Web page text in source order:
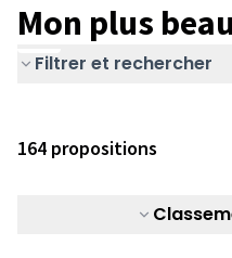
Mon plus
Filtrer et rechercher
164 propositions